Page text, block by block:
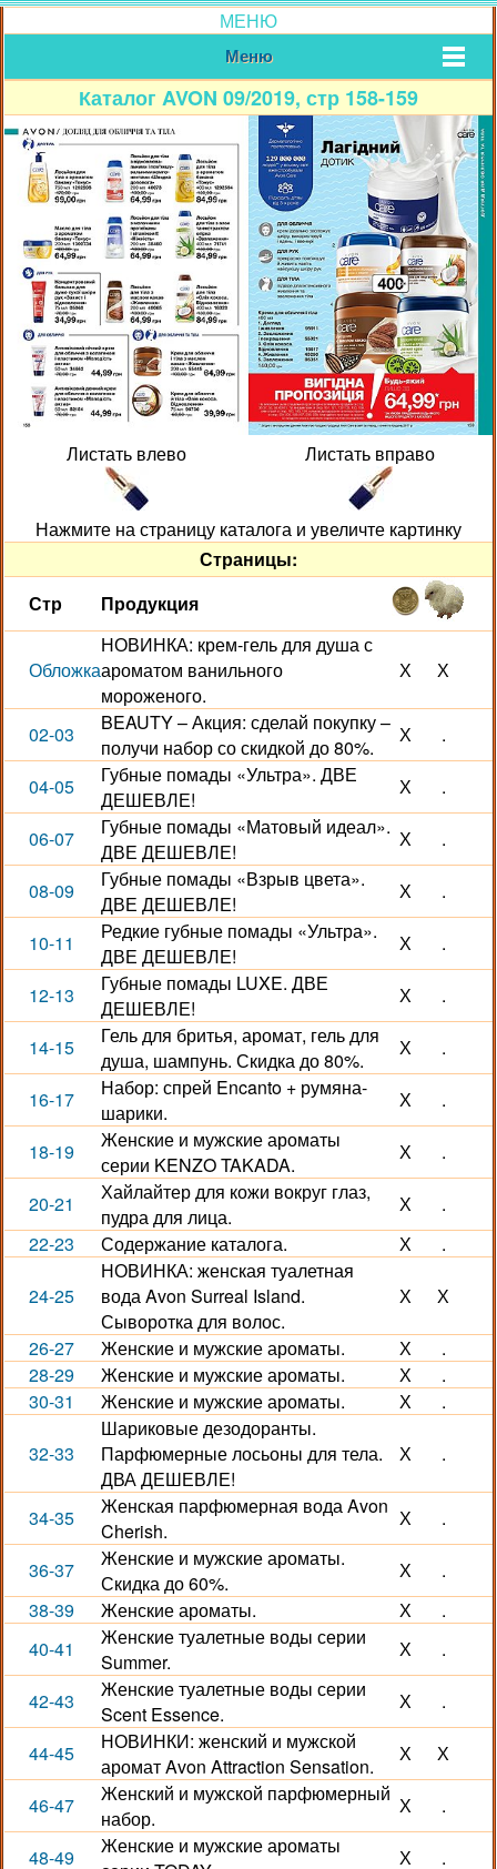
МЕНЮ
Меню
Каталог AVON 09/2019, стр 158-159
Листать влево Листать вправо
Нажмите на страницу каталога и увеличте картинку
Страницы:
Стр
Продукция
Обложка
НОВИНКА: крем-гель для душа с
ароматом ванильного
мороженого.
Х Х
02-03
BEAUTY – Акция: сделай покупку –
получи набор со скидкой до 80%.
Х .
04-05
Губные помады «Ультра». ДВЕ
ДЕШЕВЛЕ!
Х .
06-07
Губные помады «Матовый идеал».
ДВЕ ДЕШЕВЛЕ!
Х .
08-09
Губные помады «Взрыв цвета».
ДВЕ ДЕШЕВЛЕ!
Х .
10-11
Редкие губные помады «Ультра».
ДВЕ ДЕШЕВЛЕ!
Х .
12-13
Губные помады LUXE. ДВЕ
ДЕШЕВЛЕ!
Х .
14-15
Гель для бритья, аромат, гель для
душа, шампунь. Скидка до 80%.
Х .
16-17
Набор: спрей Encanto + румяна-
шарики.
Х .
18-19
Женские и мужские ароматы
серии KENZO TAKADA.
Х .
20-21
Хайлайтер для кожи вокруг глаз,
пудра для лица.
Х
.
22-23
Содержание каталога. Х .
24-25
НОВИНКА: женская туалетная
вода Avon Surreal Island.
Сыворотка для волос.
Х Х
26-27 Женские и мужские ароматы. Х
.
28-29
Женские и мужские ароматы. Х
.
30-31
Женские и мужские ароматы. Х .
32-33
Шариковые дезодоранты.
Парфюмерные лосьоны для тела.
ДВА ДЕШЕВЛЕ!
Х .
34-35
Женская парфюмерная вода Avon
Cherish.
Х .
36-37
Женские и мужские ароматы.
Скидка до 60%.
Х
.
38-39
Женские ароматы. Х
.
40-41
Женские туалетные воды серии
Summer.
Х .
42-43
Женские туалетные воды серии
Scent Essence.
Х .
44-45
НОВИНКИ: женский и мужской
аромат Avon Attraction Sensation.
Х Х
46-47
Женский и мужской парфюмерный
набор.
Х .
48-49
Женские и мужские ароматы
Х .